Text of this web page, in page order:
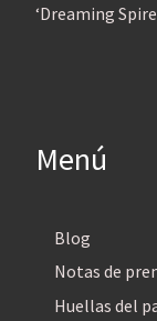
‘Dreaming
Menú
Blog
Notas de
Huellas del